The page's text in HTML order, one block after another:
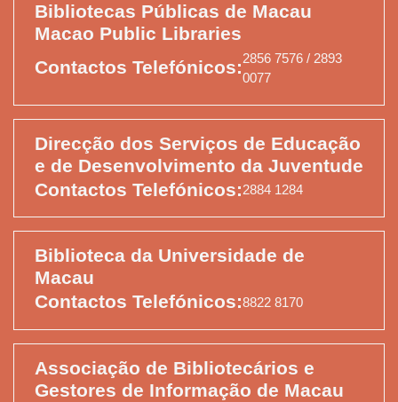
Bibliotecas Públicas de Macau
Macao Public Libraries
Contactos Telefónicos:2856 7576 / 2893
0077
Direcção dos Serviços de Educação
e de Desenvolvimento da Juventude
Contactos Telefónicos:2884 1284
Biblioteca da Universidade de
Macau
Contactos Telefónicos:8822 8170
Associação de Bibliotecários e
Gestores de Informação de Macau